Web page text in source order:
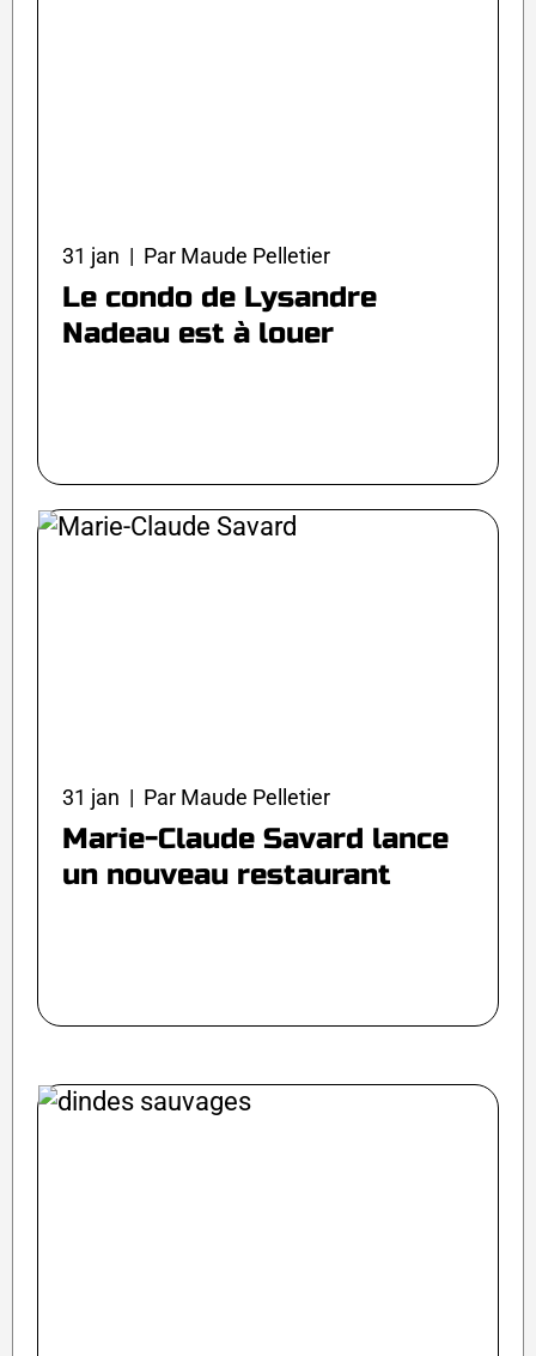
31 jan | Par Maude Pelletier
Le condo de Lysandre
Nadeau est à louer
31 jan | Par Maude Pelletier
Marie-Claude Savard lance
un nouveau restaurant